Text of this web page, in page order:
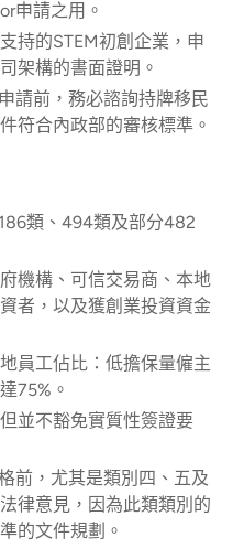
申請之用。
持的STEM初創企業，申
架構的書面證明。
請前，務必諮詢持牌移民
符合內政部的審核標準。
類、494類及部分482
機構、可信交易商、本地
者，以及獲創業投資資金
員工佔比：低擔保量僱主
75%。
並不豁免實質性簽證要
前，尤其是類別四、五及
律意見，因為此類類別的
的文件規劃。